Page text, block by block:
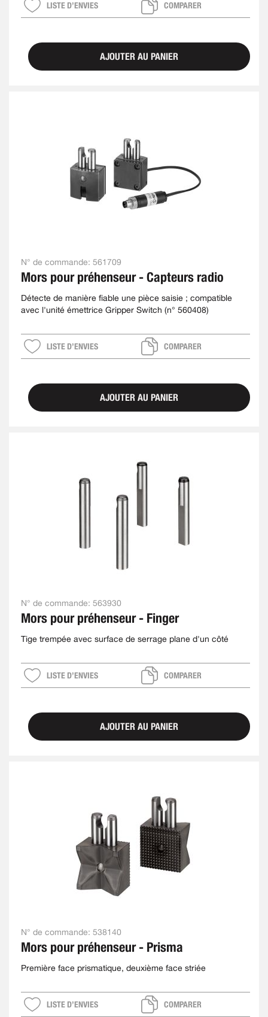
LISTE D’ENVIES COMPARER
AJOUTER AU PANIER
N° de commande: 561709
Mors pour préhenseur - Capteurs radio
Détecte de manière fiable une pièce saisie ; compatible
avec l'unité émettrice Gripper Switch (n° 560408)
LISTE D’ENVIES COMPARER
AJOUTER AU PANIER
N° de commande: 563930
Mors pour préhenseur - Finger
Tige trempée avec surface de serrage plane d'un côté
LISTE D’ENVIES COMPARER
AJOUTER AU PANIER
N° de commande: 538140
Mors pour préhenseur - Prisma
Première face prismatique, deuxième face striée
LISTE D’ENVIES COMPARER